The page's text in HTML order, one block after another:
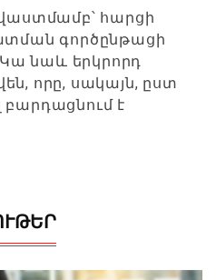
հարցի
գործընթացի
Կա նաև երկրորդ
որը, սակայն, ըստ
է